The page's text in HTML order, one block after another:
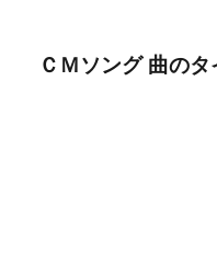
ＣＭソング 曲の